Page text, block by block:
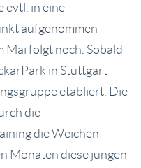
evtl. in eine
aufgenommen
Mai folgt noch. Sobald
in Stuttgart
etabliert. Die
die
die Weichen
Monaten diese jungen